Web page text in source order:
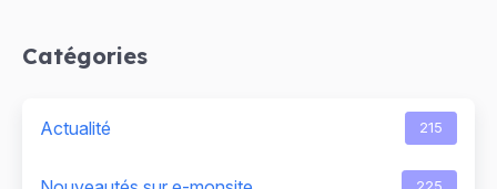
Catégories
Actualité 215